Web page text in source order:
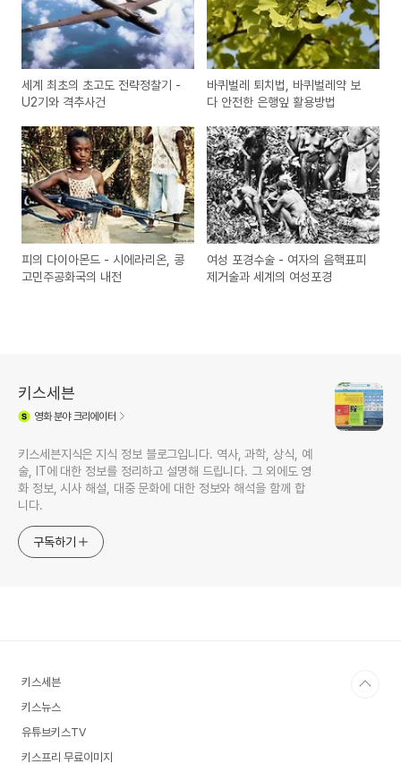
세계 최초의 초고도 전략정찰기 -
U2기와 격추사건
바퀴벌레 퇴치법, 바퀴벌레약 보
다 안전한 은행잎 활용방법
피의 다이아몬드 - 시에라리온, 콩
고민주공화국의 내전
여성 포경수술 - 여자의 음핵표피
제거술과 세계의 여성포경
키스세븐
영화분야 크리에이터
키스세븐지식은 지식 정보 블로그입니다. 역사, 과학, 상식, 예
술, IT에 대한 정보를 정리하고 설명해 드립니다. 그 외에도 영
화 정보, 시사 해설, 대중 문화에 대한 정보와 해석을 함께 합
니다.
구독하기
키스세븐
키스뉴스
유튜브키스TV
키스프리 무료이미지